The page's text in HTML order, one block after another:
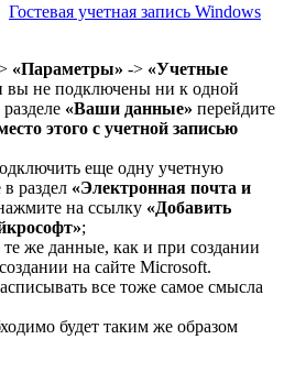
Гостевая учетная запись Windows
«Параметры» -> «Учетные
вы не подключены ни к одной
«Ваши данные» перейдите
этого с учетной записью
еще одну учетную
раздел «Электронная почта и
на ссылку «Добавить
;
те же данные, как и при создании
на сайте Microsoft.
все тоже самое смысла
будет таким же образом